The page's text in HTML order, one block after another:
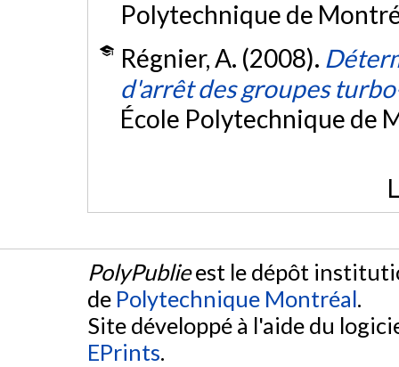
Polytechnique de
Régnier, A. (2008).
d'arrêt des groupes
École Polytechnique de
PolyPublieest le dépôt
de Polytechnique Montréal.
Site développé à l'aide du
EPrints.